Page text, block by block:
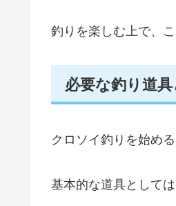
釣りを楽しむ上で、
必要な釣り道
クロソイ釣りを始め
基本的な道具として